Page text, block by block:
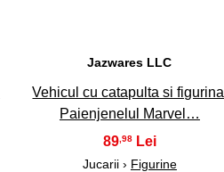
Jazwares LLC
Vehicul cu catapulta si figurina
Paienjenelul Marvel…
89,98
Jucarii › Figurine